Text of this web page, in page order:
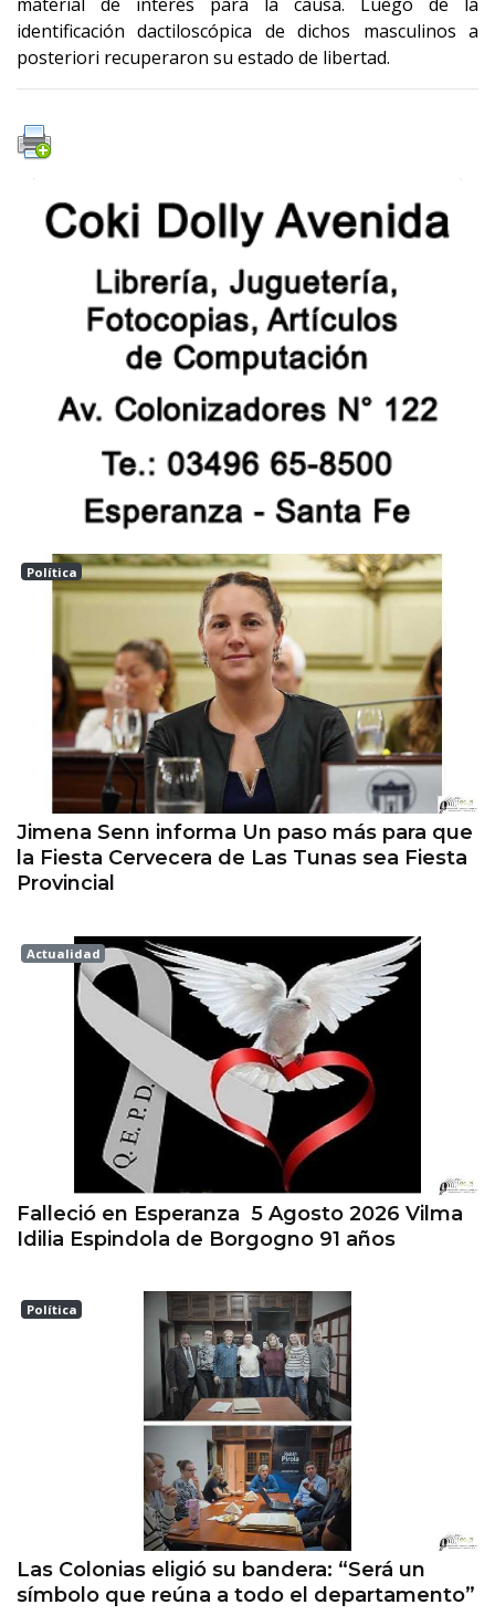
identificación dactiloscópica de dichos masculinos a
posteriori recuperaron su estado de libertad.
Política
Las tunas
Jimena Senn informa Un paso más para que
la Fiesta Cervecera de Las Tunas sea Fiesta
Provincial
Actualidad
Esperanza
Falleció en Esperanza 5 Agosto 2026 Vilma
Idilia Espindola de Borgogno 91 años
Política
Las Colonias eligió su bandera: “Será un
símbolo que reúna a todo el departamento”